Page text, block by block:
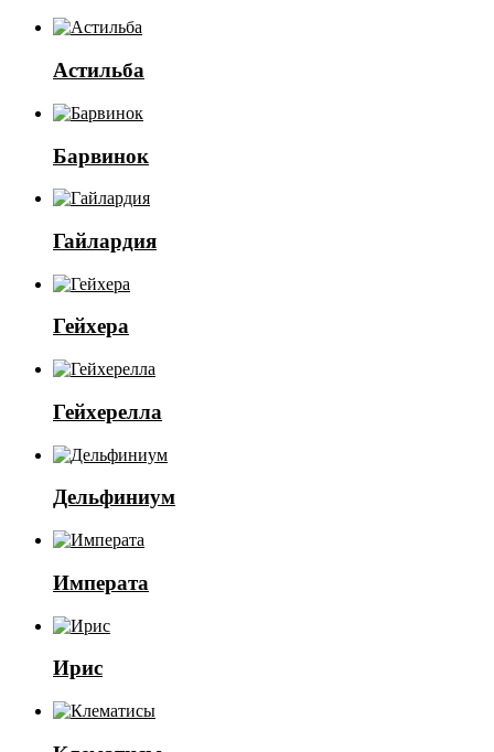
Астильба
Барвинок
Гайлардия
Гейхера
Гейхерелла
Дельфиниум
Императа
Ирис